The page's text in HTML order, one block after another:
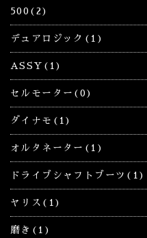
500(2)
デュアロジック(1)
ASSY(1)
セルモーター(0)
ダイナモ(1)
オルタネーター(1)
ドライブシャフトブーツ(1)
ヤリス(1)
磨き(1)